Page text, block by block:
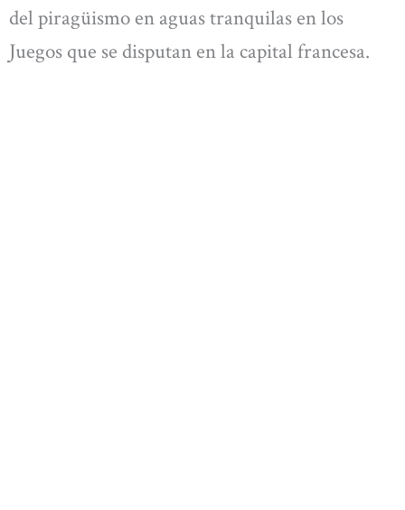
del piragüismo en aguas tranquilas en los
Juegos que se disputan en la capital francesa.